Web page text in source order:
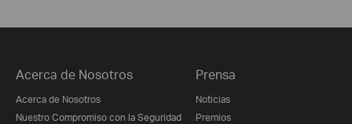
Acerca de Nosotros
Acerca de Nosotros
Nuestro Compromiso con la Seguridad
Prensa
Noticias
Premios